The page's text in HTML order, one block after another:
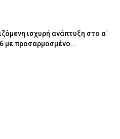
ισχυρή ανάπτυξη στο α΄
με προσαρμοσμένο...